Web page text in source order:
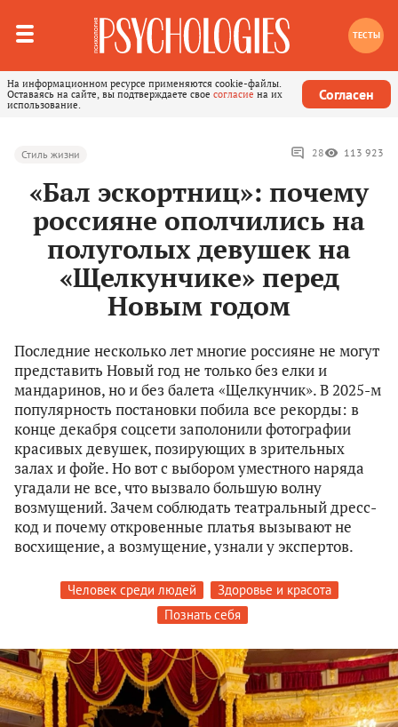
ТЕСТЫ
На информационном ресурсе применяются cookie-файлы.
Оставаясь на сайте, вы подтверждаете свое согласие на их
использование.
Согласен
Стиль жизни 28 113 923
«Бал эскортниц»: почему
россияне ополчились на
полуголых девушек на
«Щелкунчике» перед
Новым годом
Последние несколько лет многие россияне не могут
представить Новый год не только без елки и
мандаринов, но и без балета «Щелкунчик». В 2025-м
популярность постановки побила все рекорды: в
конце декабря соцсети заполонили фотографии
красивых девушек, позирующих в зрительных
залах и фойе. Но вот с выбором уместного наряда
угадали не все, что вызвало большую волну
возмущений. Зачем соблюдать театральный дресс-
код и почему откровенные платья вызывают не
восхищение, а возмущение, узнали у экспертов.
Человек среди людей
Здоровье и красота
Познать себя